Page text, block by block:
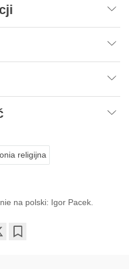
religijna
na polski: Igor Pacek.